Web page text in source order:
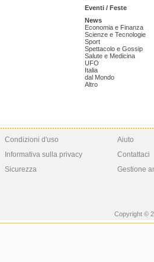
Eventi / Feste
News
Economia e Finanza
Scienze e Tecnologie
Sport
Spettacolo e Gossip
Salute e Medicina
UFO
Italia
dal Mondo
Altro
Condizioni d'uso
Informativa sulla privacy
Sicurezza
Aiuto
Contattaci
Gestione
Copyright ©